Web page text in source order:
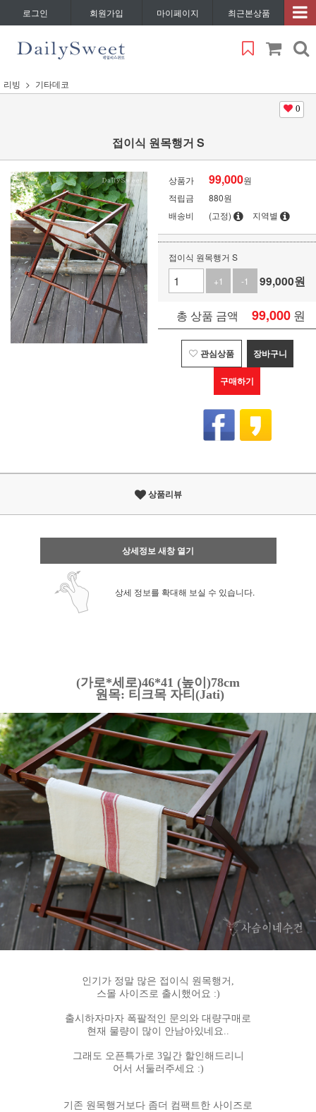
로그인 회원가입 마이페이지 최근본상품
리빙 기타데코
0
접이식 원목행거 S
상품가 99,000원
적립금
880원
배송비
(고정) 지역별
접이식 원목행거 S
+1
-1 99,000원
총 상품 금액 99,000 원
관심상품 장바구니
구매하기
상품리뷰
상세정보 새창 열기
상세 정보를 확대해 보실 수 있습니다.
(가로*세로)46*41 (높이)78cm
원목: 티크목 자티(Jati)
인기가 정말 많은 접이식 원목행거,
스몰 사이즈로 출시했어요 :)
출시하자마자 폭팔적인 문의와 대량구매로
현재 물량이 많이 안남아있네요..
그래도 오픈특가로 3일간 할인해드리니
어서 서둘러주세요 :)
기존 원목행거보다 좀더 컴팩트한 사이즈로